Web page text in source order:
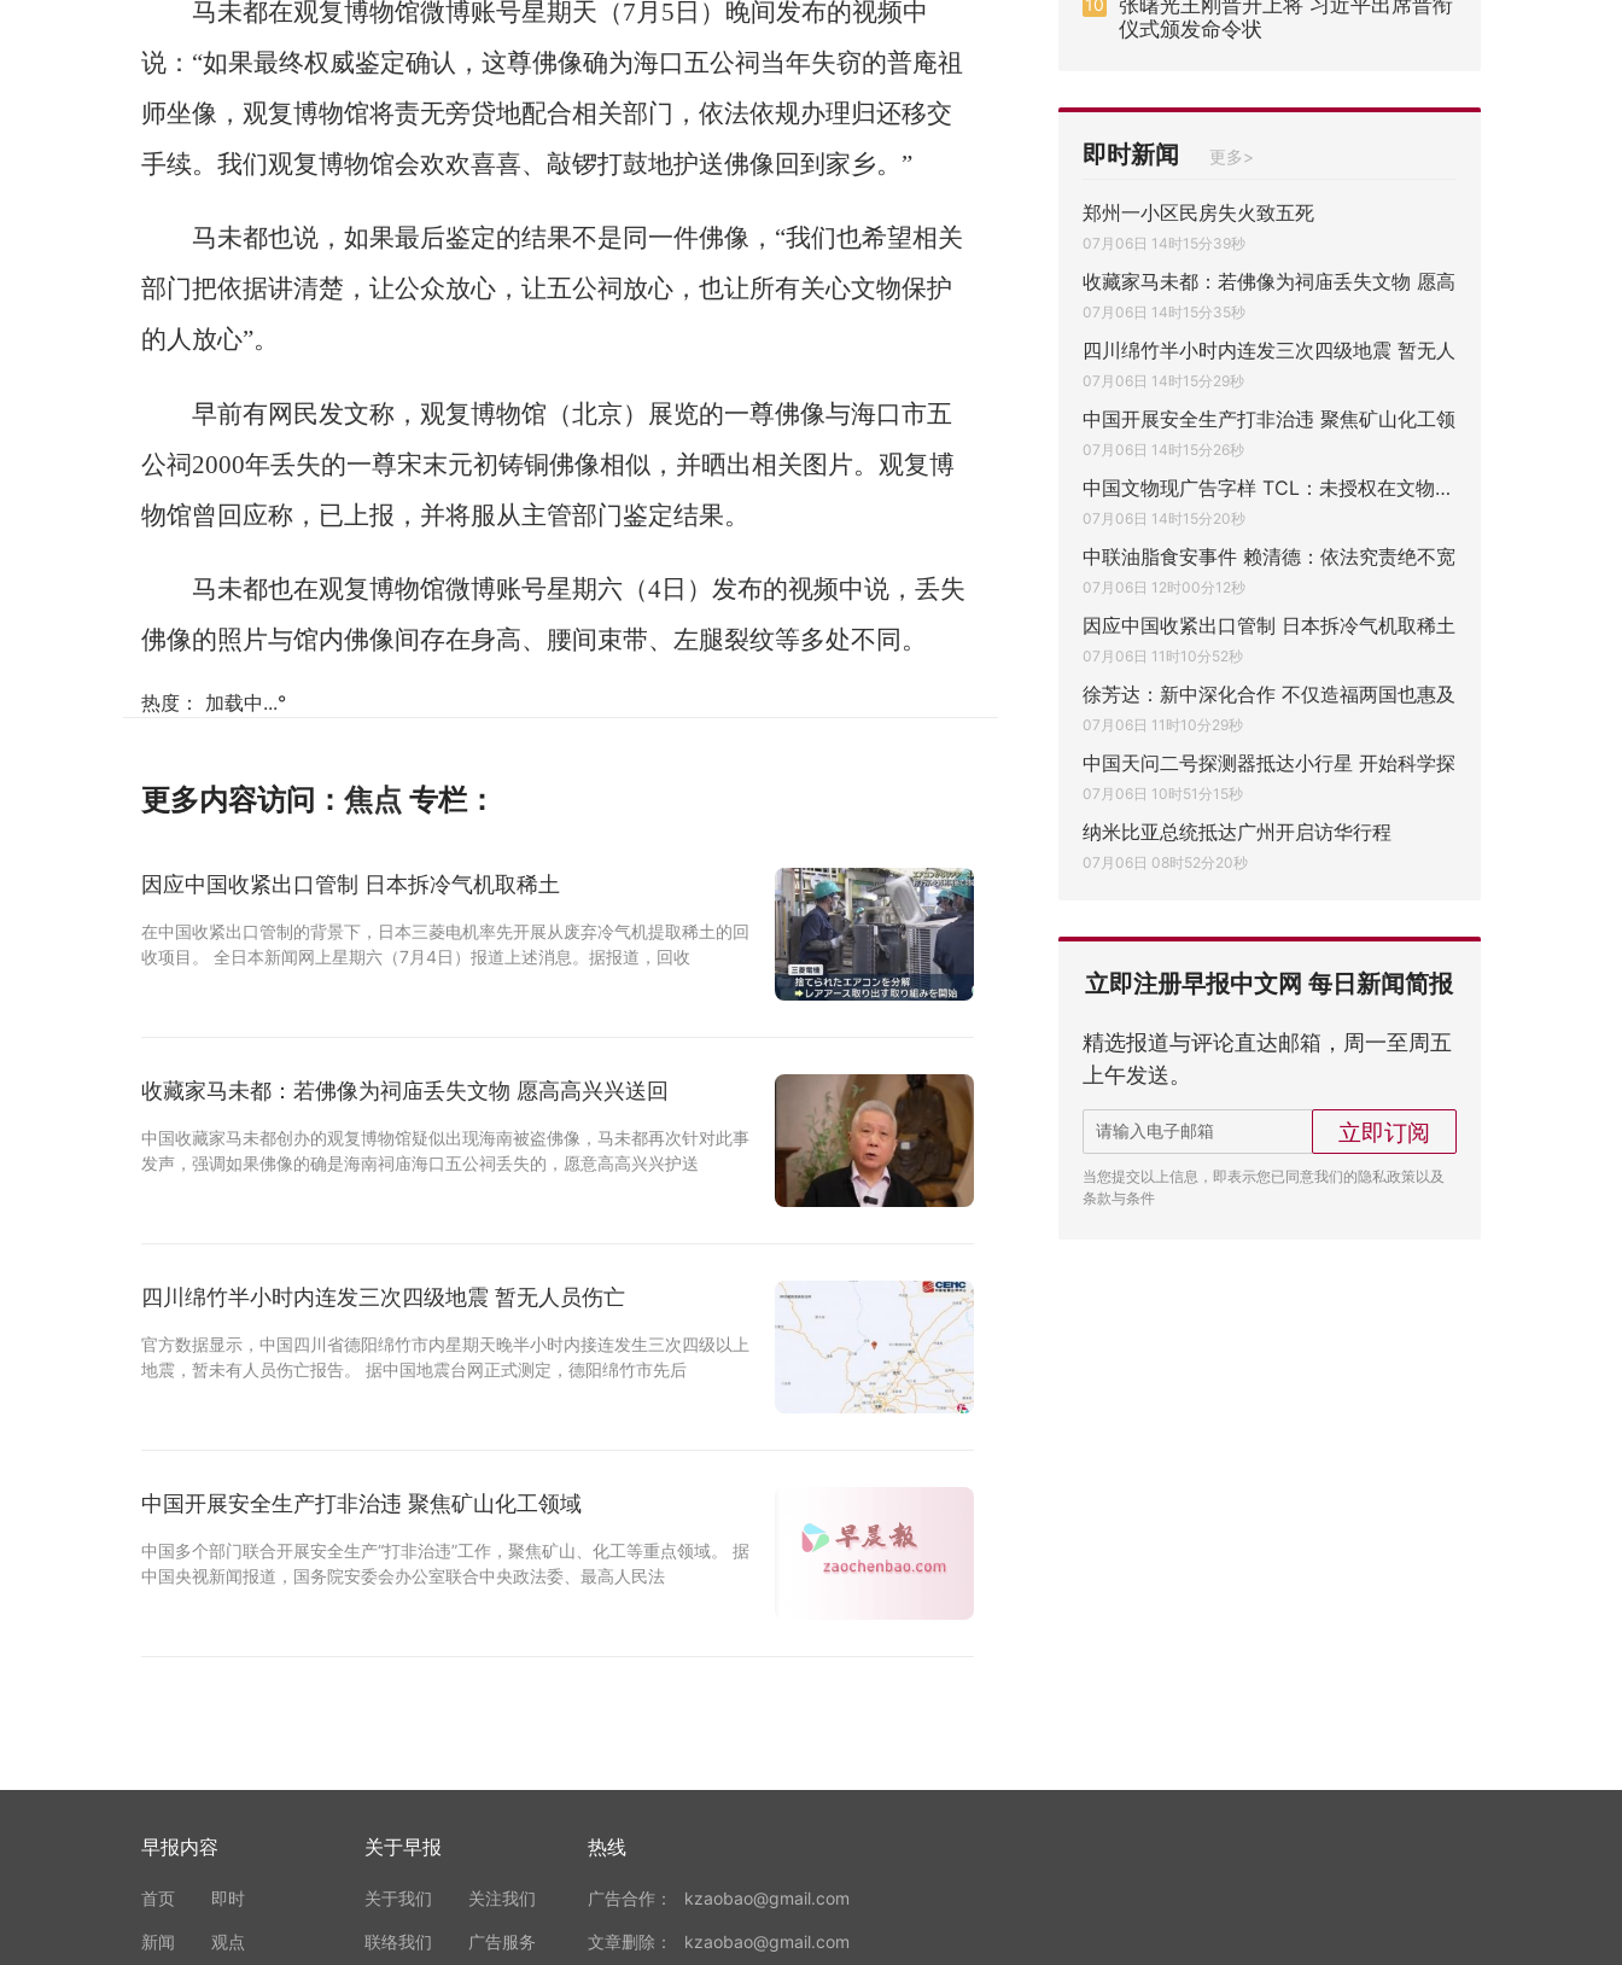
马未都在观复博物馆微博账号星期天（7月5日）晚间发布的视频中
说：“如果最终权威鉴定确认，这尊佛像确为海口五公祠当年失窃的普庵祖
师坐像，观复博物馆将责无旁贷地配合相关部门，依法依规办理归还移交
手续。我们观复博物馆会欢欢喜喜、敲锣打鼓地护送佛像回到家乡。”
马未都也说，如果最后鉴定的结果不是同一件佛像，“我们也希望相关
部门把依据讲清楚，让公众放心，让五公祠放心，也让所有关心文物保护
的人放心”。
早前有网民发文称，观复博物馆（北京）展览的一尊佛像与海口市五
公祠2000年丢失的一尊宋末元初铸铜佛像相似，并晒出相关图片。观复博
物馆曾回应称，已上报，并将服从主管部门鉴定结果。
马未都也在观复博物馆微博账号星期六（4日）发布的视频中说，丢失
佛像的照片与馆内佛像间存在身高、腰间束带、左腿裂纹等多处不同。
热度： 加载中...°
更多内容访问： 焦点 专栏：
因应中国收紧出口管制 日本拆冷气机取稀土
在中国收紧出口管制的背景下，日本三菱电机率先开展从废弃冷气机提取稀土的回
收项目。 全日本新闻网上星期六（7月4日）报道上述消息。据报道，回收
收藏家马未都：若佛像为祠庙丢失文物 愿高高兴兴送回
中国收藏家马未都创办的观复博物馆疑似出现海南被盗佛像，马未都再次针对此事
发声，强调如果佛像的确是海南祠庙海口五公祠丢失的，愿意高高兴兴护送
四川绵竹半小时内连发三次四级地震 暂无人员伤亡
官方数据显示，中国四川省德阳绵竹市内星期天晚半小时内接连发生三次四级以上
地震，暂未有人员伤亡报告。 据中国地震台网正式测定，德阳绵竹市先后
中国开展安全生产打非治违 聚焦矿山化工领域
中国多个部门联合开展安全生产“打非治违”工作，聚焦矿山、化工等重点领域。 据
中国央视新闻报道，国务院安委会办公室联合中央政法委、最高人民法
10
仪式颁发命令状
即时新闻 更多>
郑州一小区民房失火致五死
07月06日 14时15分39秒
收藏家马未都：若佛像为祠庙丢失文物 愿高
07月06日 14时15分35秒
四川绵竹半小时内连发三次四级地震 暂无人
07月06日 14时15分29秒
中国开展安全生产打非治违 聚焦矿山化工领
07月06日 14时15分26秒
中国文物现广告字样 TCL：未授权在文物展陈
07月06日 14时15分20秒
中联油脂食安事件 赖清德：依法究责绝不宽
07月06日 12时00分12秒
因应中国收紧出口管制 日本拆冷气机取稀土
07月06日 11时10分52秒
徐芳达：新中深化合作 不仅造福两国也惠及
07月06日 11时10分29秒
中国天问二号探测器抵达小行星 开始科学探
07月06日 10时51分15秒
纳米比亚总统抵达广州开启访华行程
07月06日 08时52分20秒
立即注册早报中文网 每日新闻简报
精选报道与评论直达邮箱，周一至周五
上午发送。
立即订阅
当您提交以上信息，即表示您已同意我们的隐私政策以及
条款与条件
早报内容
首页 即时
新闻 观点
关于早报
关于我们 关注我们
联络我们 广告服务
热线
广告合作： kzaobao@gmail.com
文章删除： kzaobao@gmail.com